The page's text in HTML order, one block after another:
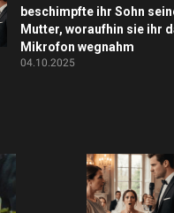
beschimpfte ihr Sohn
Mutter, woraufhin sie ihr
Mikrofon wegnahm
04.10.2025